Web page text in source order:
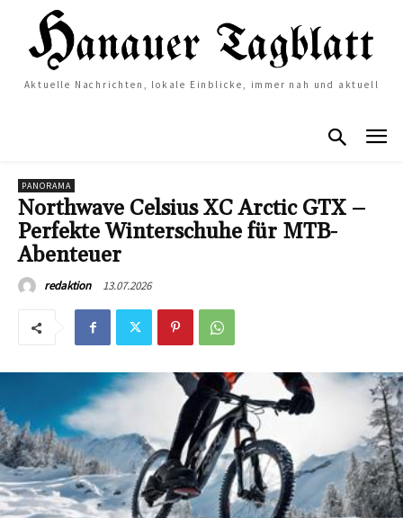
Aktuelle Nachrichten, lokale Einblicke, immer nah und aktuell
PANORAMA
Northwave Celsius XC Arctic GTX –
Perfekte Winterschuhe für MTB-
Abenteuer
redaktion 13.07.2026